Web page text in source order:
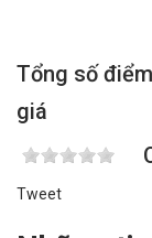
Tổng số
giá
Tweet